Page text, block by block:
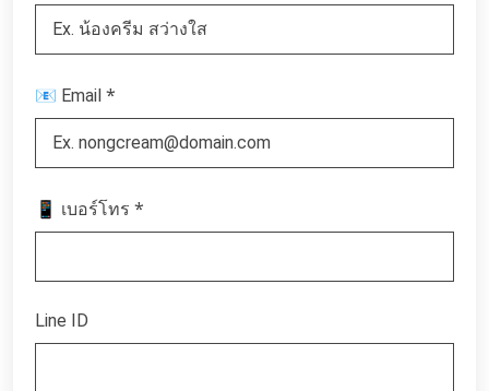
📧 Email *
📱 เบอร์โทร *
Line ID